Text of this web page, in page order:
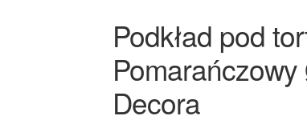
Podkład pod
Decora